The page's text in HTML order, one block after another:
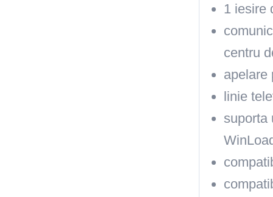
1 iesire
centru
apelare
linie
suporta